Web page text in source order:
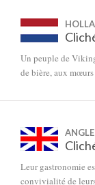
Un peuple de
de bière, aux
Leur gastronomie
convivialité de